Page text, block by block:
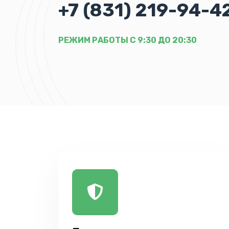
+7 (831) 219-94-
РЕЖИМ РАБОТЫ С 9:30 ДО 20:30